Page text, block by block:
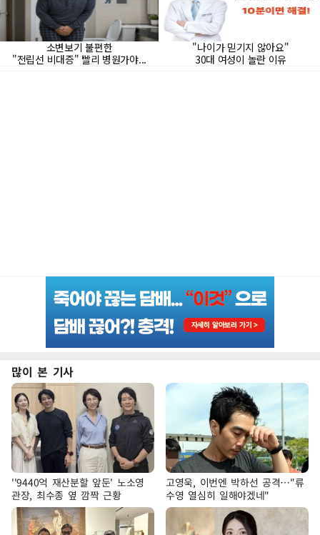
많이 본 기사
''9440억 재산분할 앞둔' 노소영
관장, 최수종 옆 깜짝 근황
고영욱, 이번엔 박하선 공격…"류
수영 열심히 일해야겠네"